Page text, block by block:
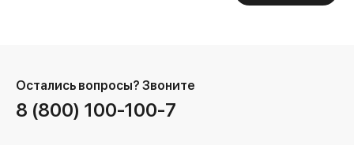
Остались вопросы? Звоните
8 (800) 100-100-7